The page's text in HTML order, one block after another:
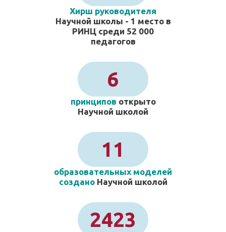
Хирш руководителя
Научной школы - 1 место в
РИНЦ среди 52 000
педагогов
6
принципов открыто
Научной школой
11
образовательных моделей
создано Научной школой
2423